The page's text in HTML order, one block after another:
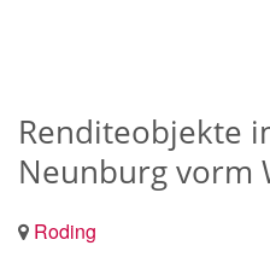
Renditeobjekte
Neunburg vorm
Roding